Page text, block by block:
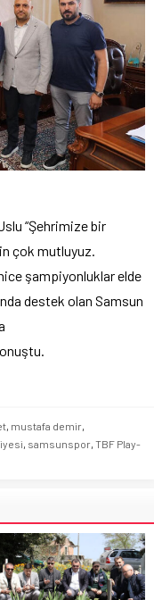
“Şehrimize bir
çok mutluyuz.
nice şampiyonluklar elde
destek olan Samsun
, mustafa demir,
, samsunspor, TBF Play-